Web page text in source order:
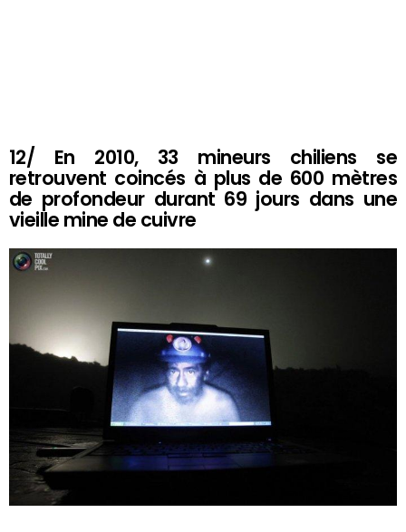
12/ En 2010, 33 mineurs chiliens se
retrouvent coincés à plus de 600 mètres
de profondeur durant 69 jours dans une
vieille mine de cuivre